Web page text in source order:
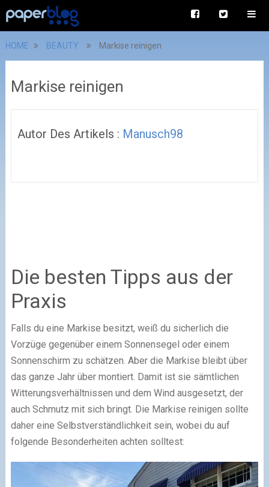
HOME BEAUTY Markise reinigen
Markise reinigen
Autor Des Artikels : Manusch98
Die besten Tipps aus der
Praxis
Falls du eine Markise besitzt, weiß du sicherlich die
Vorzüge gegenüber einem Sonnensegel oder einem
Sonnenschirm zu schätzen. Aber die Markise bleibt über
das ganze Jahr über montiert. Damit ist sie sämtlichen
Witterungsverhältnissen und dem Wind ausgesetzt, der
auch Schmutz mit sich bringt. Die Markise reinigen sollte
daher eine Selbstverständlichkeit sein, wobei du auf
folgende Besonderheiten achten solltest: